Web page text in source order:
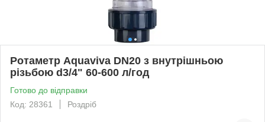
Ротаметр Aquaviva DN20 з внутрішньою
різьбою d3/4" 60-600 л/год
Готово до відправки
Код: 28361
Роздріб